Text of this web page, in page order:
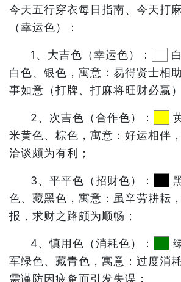
今天五行穿衣每日指南、今天打
（幸运色）：
1、大吉色（幸运色）：
白色、银色，寓意：易得贤士相
事如意（打牌、打麻将旺财必赢）
2、次吉色（合作色）：
米黄色、棕色，寓意：好运相伴
洽谈颇为有利；
3、平平色（招财色）：
色、藏黑色，寓意：虽辛劳耕耘
报，求财之路颇为顺畅；
4、慎用色（消耗色）：
军绿色、藏青色，寓意：过度消
需谨防因疲惫而引发失误；